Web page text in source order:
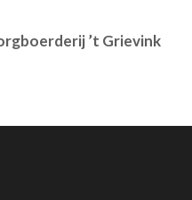
’t Grievink